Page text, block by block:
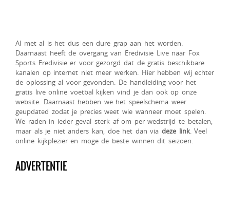
Al met al is het dus een dure grap aan het worden.
Daarnaast heeft de overgang van Eredivisie Live naar Fox
Sports Eredivisie er voor gezorgd dat de gratis beschikbare
kanalen op internet niet meer werken. Hier hebben wij echter
de oplossing al voor gevonden. De handleiding voor het
gratis live online voetbal kijken vind je dan ook op onze
website. Daarnaast hebben we het speelschema weer
geupdated zodat je precies weet wie wanneer moet spelen.
We raden in ieder geval sterk af om per wedstrijd te betalen,
maar als je niet anders kan, doe het dan viadeze link. Veel
online kijkplezier en moge de beste winnen dit seizoen.
ADVERTENTIE